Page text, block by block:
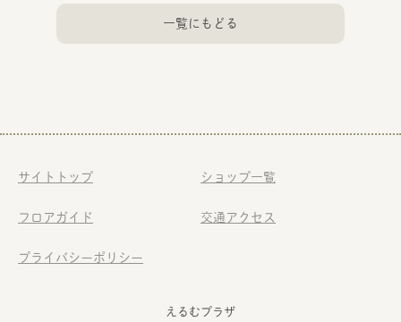
一覧にもどる
サイトトップ ショップ一覧
フロアガイド 交通アクセス
プライバシーポリシー
えるむプラザ